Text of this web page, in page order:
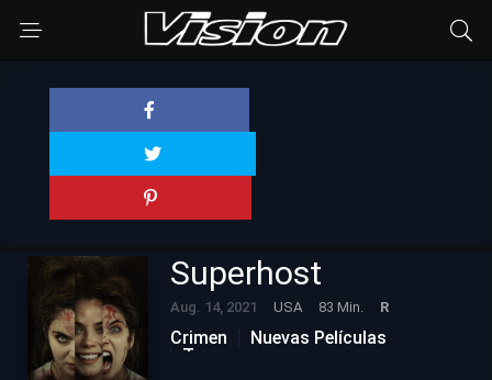
Superhost
Aug. 14, 2021 USA 83 Min. R
Crimen
Nuevas Películas
Terror